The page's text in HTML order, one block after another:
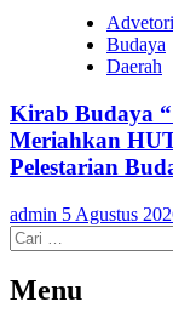
Budaya
Daerah
Kirab Budaya
Meriahkan
Pelestarian
admin 5 Agustus
Cari
untuk:
Menu